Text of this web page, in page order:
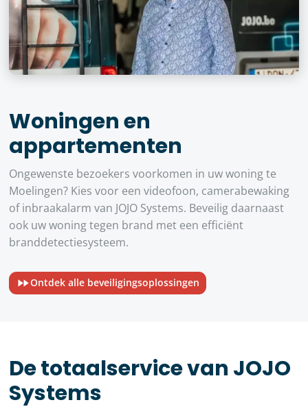
Woningen en
appartementen
Ongewenste bezoekers voorkomen in uw woning te
Moelingen? Kies voor een videofoon, camerabewaking
of inbraakalarm van JOJO Systems. Beveilig daarnaast
ook uw woning tegen brand met een efficiënt
branddetectiesysteem.
Ontdek alle beveiligingsoplossingen
De totaalservice van JOJO
Systems